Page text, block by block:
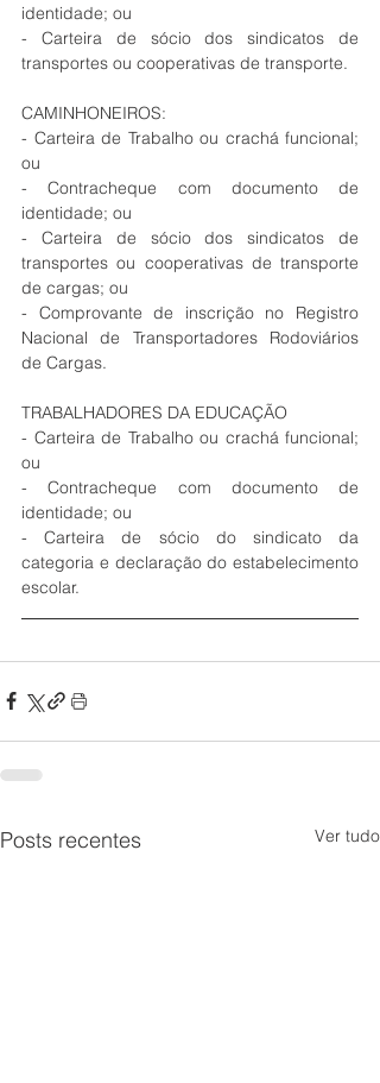
identidade; ou
- Carteira de sócio dos sindicatos de
transportes ou cooperativas de transporte.
CAMINHONEIROS:
- Carteira de Trabalho ou crachá funcional;
ou
- Contracheque com documento de
identidade; ou
- Carteira de sócio dos sindicatos de
transportes ou cooperativas de transporte
de cargas; ou
- Comprovante de inscrição no Registro
Nacional de Transportadores Rodoviários
de Cargas.
TRABALHADORES DA EDUCAÇÃO
- Carteira de Trabalho ou crachá funcional;
ou
- Contracheque com documento de
identidade; ou
- Carteira de sócio do sindicato da
categoria e declaração do estabelecimento
escolar.
Posts recentes Ver tudo